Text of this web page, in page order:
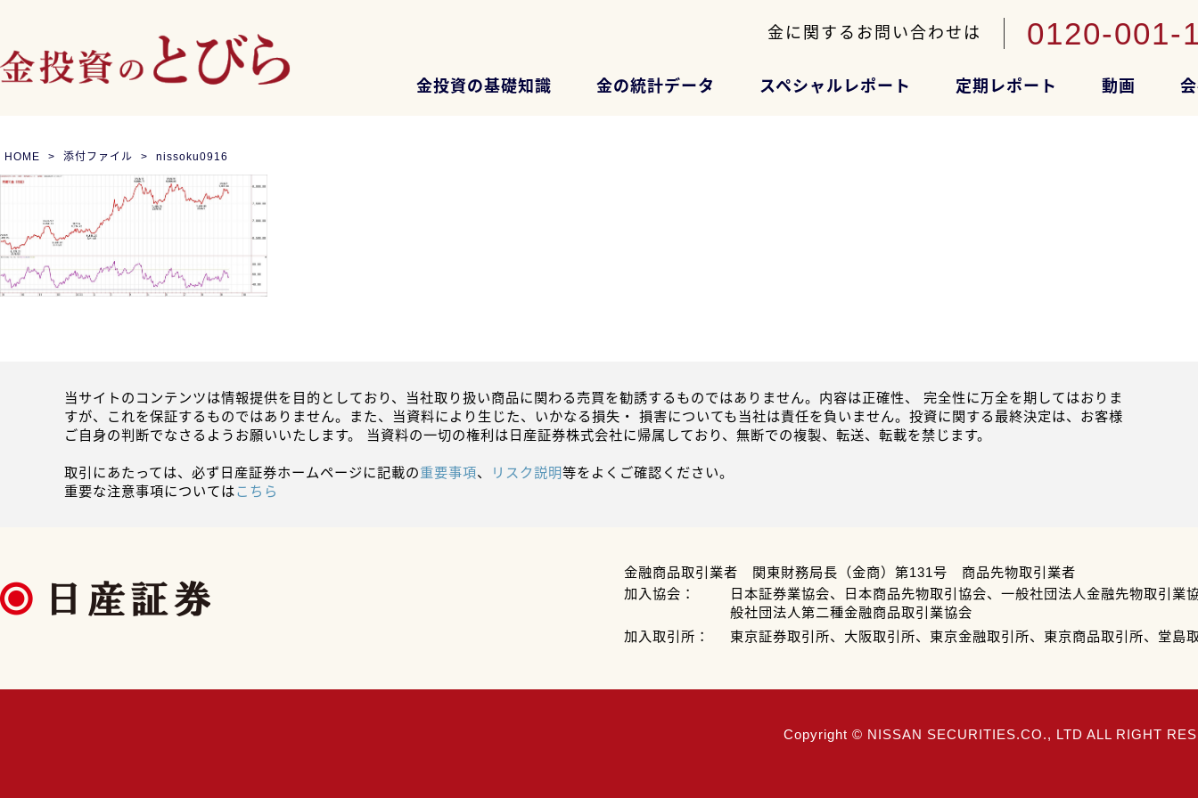
金に関するお問い合わせは 0120-001-
金投資の基礎知識 金の統計データ スペシャルレポート 定期レポート 動画
HOME 添付ファイル nissoku0916
当サイトのコンテンツは情報提供を目的としており、当社取り扱い商品に関わる売買を勧誘するものではありません。内容は正確性、 完全性に万全を期してはおりま
すが、これを保証するものではありません。また、当資料により生じた、いかなる損失・ 損害についても当社は責任を負いません。投資に関する最終決定は、お客様
ご自身の判断でなさるようお願いいたします。 当資料の一切の権利は日産証券株式会社に帰属しており、無断での複製、転送、転載を禁じます。
取引にあたっては、必ず日産証券ホームページに記載の重要事項、 リスク説明等をよくご確認ください。
重要な注意事項についてはこちら
金融商品取引業者 関東財務局長（金商）第131号 商品先物取引業者
加入協会：
日本証券業協会、日本商品先物取引協会、一般社団法人金融先物取引業
般社団法人第二種金融商品取引業協会
加入取引所：
東京証券取引所、大阪取引所、東京金融取引所、東京商品取引所、堂島
Copyright © NISSAN SECURITIES.CO., LTD ALL RIGHT